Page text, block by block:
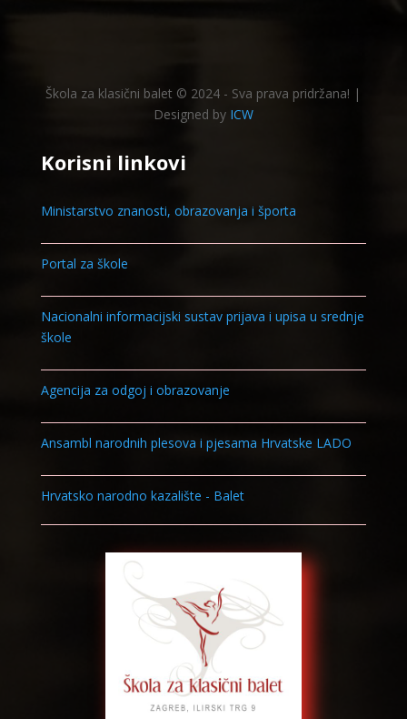
Škola za klasični balet © 2024 - Sva prava pridržana! |
Designed by ICW
Korisni linkovi
Ministarstvo znanosti, obrazovanja i športa
Portal za škole
Nacionalni informacijski sustav prijava i upisa u srednje
škole
Agencija za odgoj i obrazovanje
Ansambl narodnih plesova i pjesama Hrvatske LADO
Hrvatsko narodno kazalište - Balet